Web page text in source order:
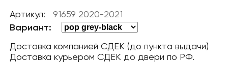
Артикул: 91659 2020-2021
Вариант:
Доставка компанией СДЕК (до пункта выдачи)
Доставка курьером СДЕК до двери по РФ.